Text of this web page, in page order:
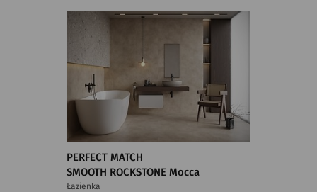
PERFECT MATCH
SMOOTH ROCKSTONE Mocca
Łazienka